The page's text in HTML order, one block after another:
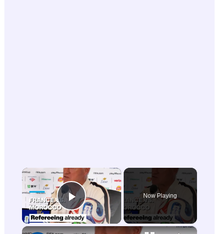
×
Play Video
Now Playing
×